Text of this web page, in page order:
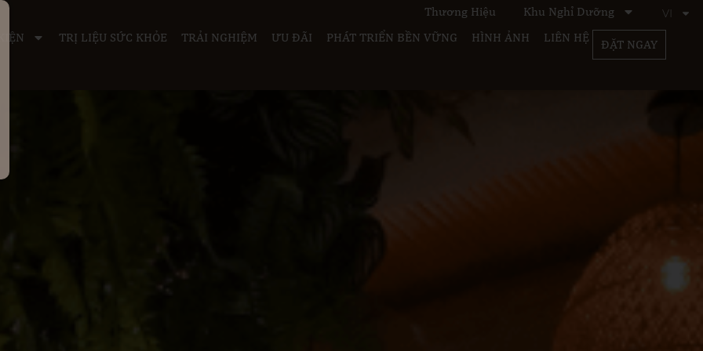
Thương Hiệu Khu Nghỉ Dưỡng VI
TRỊ LIỆU SỨC KHỎE TRẢI NGHIỆM ƯU ĐÃI PHÁT TRIỂN BỀN VỮNG HÌNH ẢNH LIÊN HỆ ĐẶT NGAY